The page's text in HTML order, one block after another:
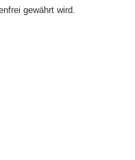
gewährt wird.